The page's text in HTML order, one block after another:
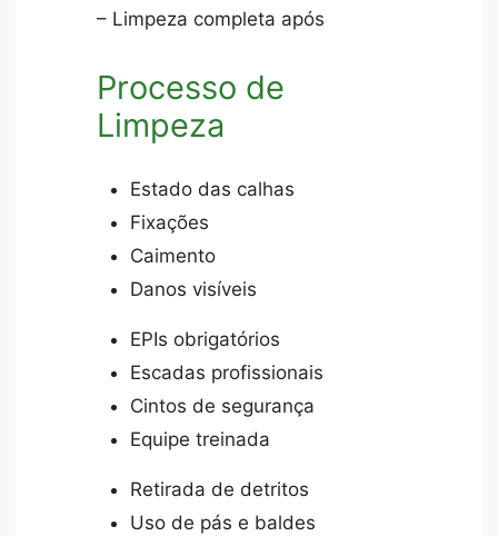
– Limpeza completa após
Processo de
Limpeza
Estado das calhas
Fixações
Caimento
Danos visíveis
EPIs obrigatórios
Escadas profissionais
Cintos de segurança
Equipe treinada
Retirada de detritos
Uso de pás e baldes